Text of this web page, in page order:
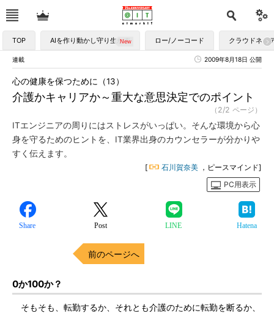
TOP AIを作り動かし守り生かす ロー/ノーコード クラウドネイ
連載 2009年8月18日 公開
介護かキャリアか～重大な意思決定でのポイント
心の健康を保つために（13）
（2/2 ページ）
ITエンジニアの周りにはストレスがいっぱい。そんな環境から心
身を守るためのヒントを、IT業界出身のカウンセラーが分かりや
すく伝えます。
[ 石川賀奈美 ，ピースマインド]
PC用表示
Share Post LINE Hatena
前のページへ
0か100か？
そもそも、転勤するか、それとも介護のために転勤を断るか、